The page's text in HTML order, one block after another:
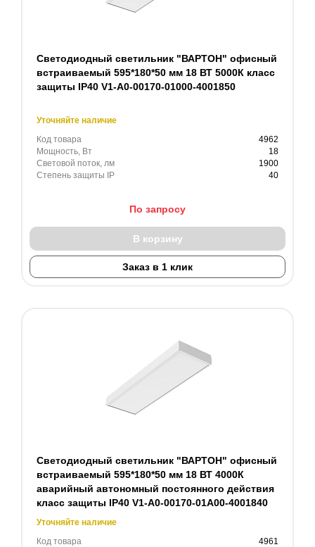
Светодиодный светильник "ВАРТОН" офисный
встраиваемый 595*180*50 мм 18 ВТ 5000К класс
защиты IP40 V1-A0-00170-01000-4001850
Уточняйте наличие
Код товара
4962
Мощность, Вт
18
Световой поток, лм
1900
Степень защиты IP
40
По запросу
В корзину
Заказ в 1 клик
Светодиодный светильник "ВАРТОН" офисный
встраиваемый 595*180*50 мм 18 ВТ 4000К
аварийный автономный постоянного действия
класс защиты IP40 V1-A0-00170-01A00-4001840
Уточняйте наличие
Код товара
4961